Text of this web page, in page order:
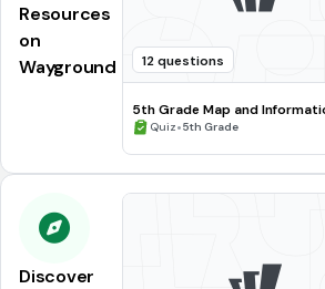
Resources
on
Wayground
12 questions
5th Grade Map and
Processing Skills
Quiz•5th Grade
Discover